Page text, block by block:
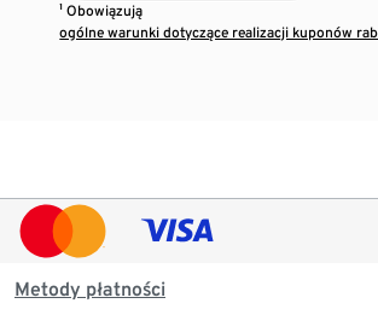
¹ Obowiązują
ogólne warunki dotyczące realizacji kuponów
Metody płatności